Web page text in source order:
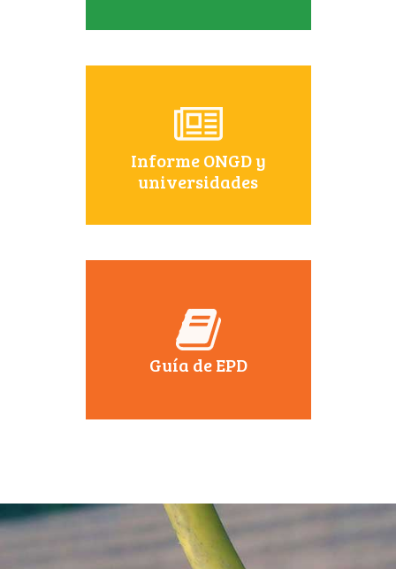
Informe ONGD y
universidades
Guía de EPD